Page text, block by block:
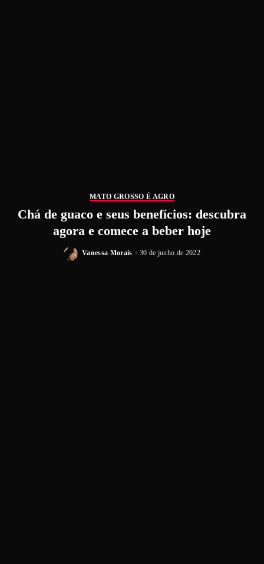
MATO GROSSO É AGRO
Chá de guaco e seus benefícios: descubra
agora e comece a beber hoje
Vanessa Morais 30 de junho de 2022